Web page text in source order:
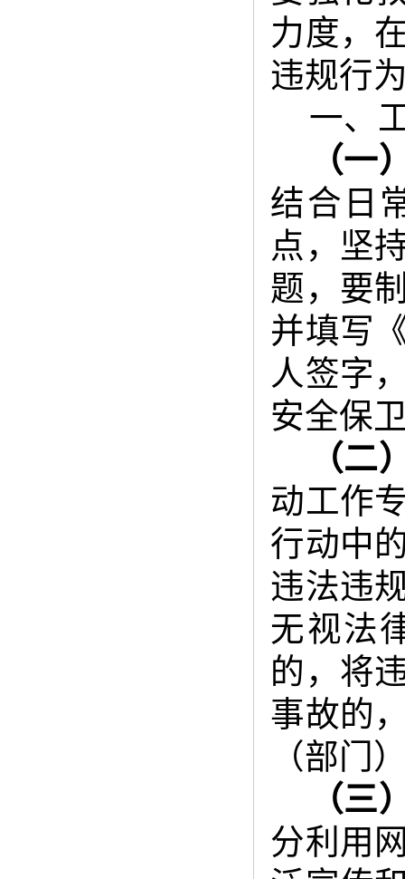
力度，
违规行
一、
（一
结合 日
点，坚
题，要
并填写
人签字
安全保
（二
动工作
行动中
违法违
无视法
的，将
事故的
（部门
（三
分利用